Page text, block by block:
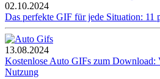
02.10.2024
Das perfekte GIF für jede Situation: 11
13.08.2024
Kostenlose Auto GIFs zum Download:
Nutzung